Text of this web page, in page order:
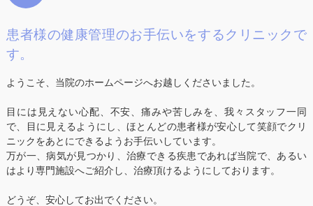
患者様の健康管理のお手伝いをするクリニックで
す。
ようこそ、当院のホームページへお越しくださいました。
目には見えない心配、不安、痛みや苦しみを、我々スタッフ一同
で、目に見えるようにし、ほとんどの患者様が安心して笑顔でクリ
ニックをあとにできるようお手伝いしています。
万が一、病気が見つかり、治療できる疾患であれば当院で、あるい
はより専門施設へご紹介し、治療頂けるようにしております。
どうぞ、安心してお出でください。